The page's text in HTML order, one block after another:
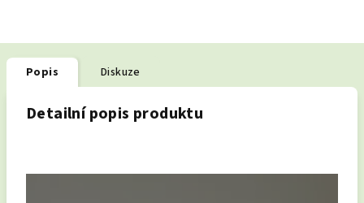
Popis Diskuze
Detailní popis produktu